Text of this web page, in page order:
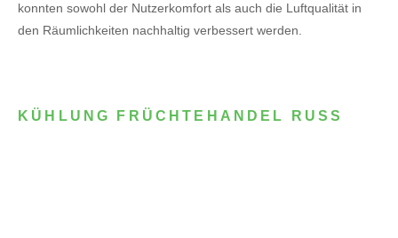
konnten sowohl der Nutzerkomfort als auch die Luftqualität in
den Räumlichkeiten nachhaltig verbessert werden.
KÜHLUNG FRÜCHTEHANDEL RUSS